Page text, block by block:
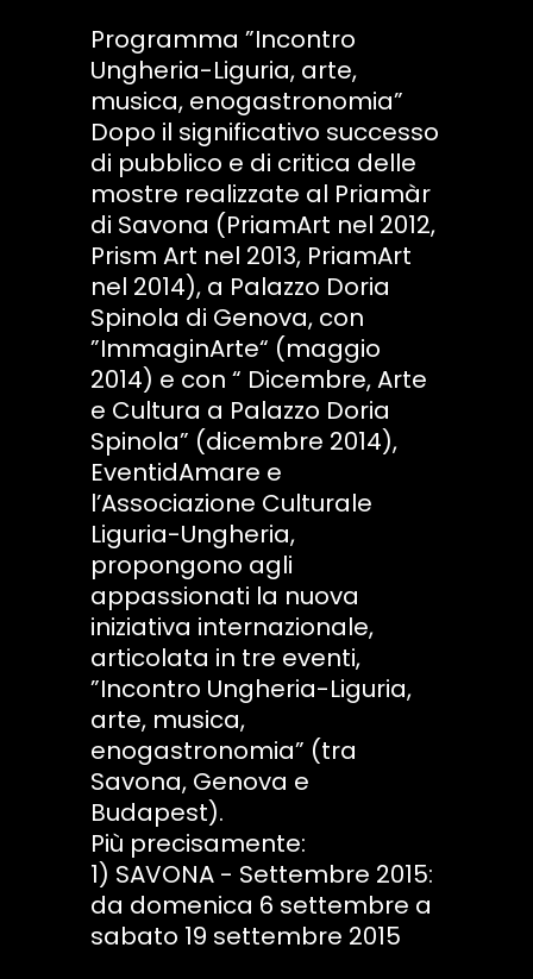
Programma ”Incontro
Ungheria-Liguria, arte,
musica, enogastronomia”
Dopo il significativo successo
di pubblico e di critica delle
mostre realizzate al Priamàr
di Savona (PriamArt nel 2012,
Prism Art nel 2013, PriamArt
nel 2014), a Palazzo Doria
Spinola di Genova, con
”ImmaginArte“ (maggio
2014) e con “ Dicembre, Arte
e Cultura a Palazzo Doria
Spinola” (dicembre 2014),
EventidAmare e
l’Associazione Culturale
Liguria-Ungheria,
propongono agli
appassionati la nuova
iniziativa internazionale,
articolata in tre eventi,
”Incontro Ungheria-Liguria,
arte, musica,
enogastronomia” (tra
Savona, Genova e
Budapest).
Più precisamente:
1) SAVONA - Settembre 2015:
da domenica 6 settembre a
sabato 19 settembre 2015